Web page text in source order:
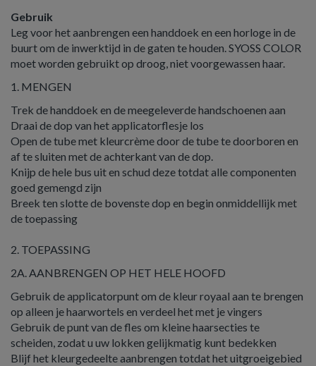
Gebruik
Leg voor het aanbrengen een handdoek en een horloge in de
buurt om de inwerktijd in de gaten te houden. SYOSS COLOR
moet worden gebruikt op droog, niet voorgewassen haar.
1. MENGEN
Trek de handdoek en de meegeleverde handschoenen aan
Draai de dop van het applicatorflesje los
Open de tube met kleurcrème door de tube te doorboren en
af ​​te sluiten met de achterkant van de dop.
Knijp de hele bus uit en schud deze totdat alle componenten
goed gemengd zijn
Breek ten slotte de bovenste dop en begin onmiddellijk met
de toepassing
2. TOEPASSING
2A. AANBRENGEN OP HET HELE HOOFD
Gebruik de applicatorpunt om de kleur royaal aan te brengen
op alleen je haarwortels en verdeel het met je vingers
Gebruik de punt van de fles om kleine haarsecties te
scheiden, zodat u uw lokken gelijkmatig kunt bedekken
Blijf het kleurgedeelte aanbrengen totdat het uitgroeigebied